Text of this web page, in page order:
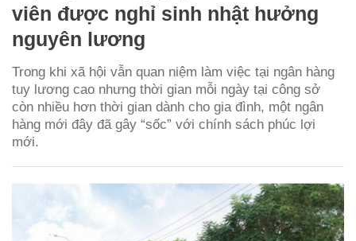
viên được nghỉ sinh nhật hưởng
nguyên lương
Trong khi xã hội vẫn quan niệm làm việc tại ngân hàng
tuy lương cao nhưng thời gian mỗi ngày tại công sở
còn nhiều hơn thời gian dành cho gia đình, một ngân
hàng mới đây đã gây “sốc” với chính sách phúc lợi
mới.